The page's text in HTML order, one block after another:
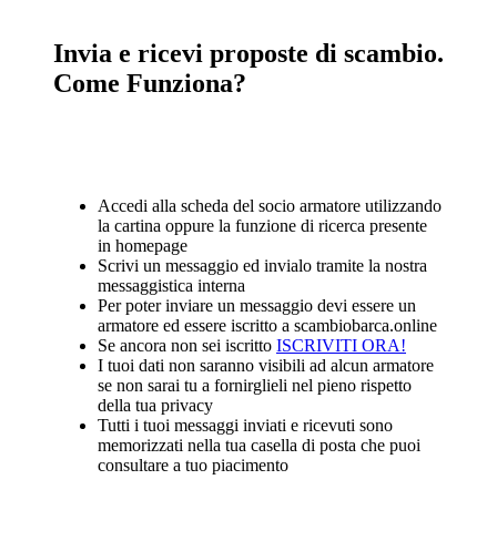
Invia e ricevi proposte di scambio.
Come Funziona?
Accedi alla scheda del socio armatore utilizzando
la cartina oppure la funzione di ricerca presente
in homepage
Scrivi un messaggio ed invialo tramite la nostra
messaggistica interna
Per poter inviare un messaggio devi essere un
armatore ed essere iscritto a scambiobarca.online
Se ancora non sei iscritto ISCRIVITI ORA!
I tuoi dati non saranno visibili ad alcun armatore
se non sarai tu a fornirglieli nel pieno rispetto
della tua privacy
Tutti i tuoi messaggi inviati e ricevuti sono
memorizzati nella tua casella di posta che puoi
consultare a tuo piacimento